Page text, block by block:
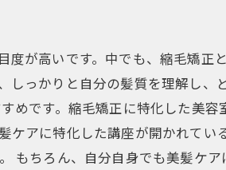
が高いです。中でも、縮毛矯正
っかりと自分の髪質を理解し、
めです。縮毛矯正に特化した美
アに特化した講座が開かれてい
もちろん、自分自身でも美髪ケ